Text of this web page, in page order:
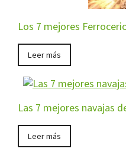
Los 7 mejores
Leer más
Las 7 mejores navajas
Leer más